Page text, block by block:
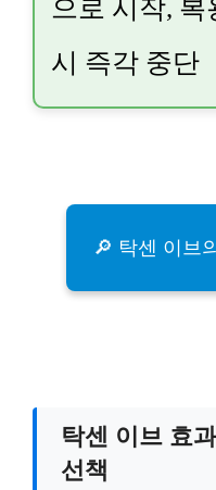
으로 시작, 복
시 즉각 중단
🔎 탁센 이브
탁센 이브 효
선책